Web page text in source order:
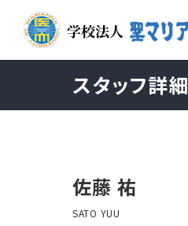
スタッフ詳細
佐藤 祐
SATO YUU